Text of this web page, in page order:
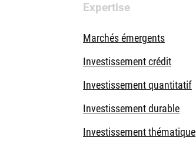
Expertise
Marchés émergents
Investissement crédit
Investissement quantitatif
Investissement durable
Investissement thématique